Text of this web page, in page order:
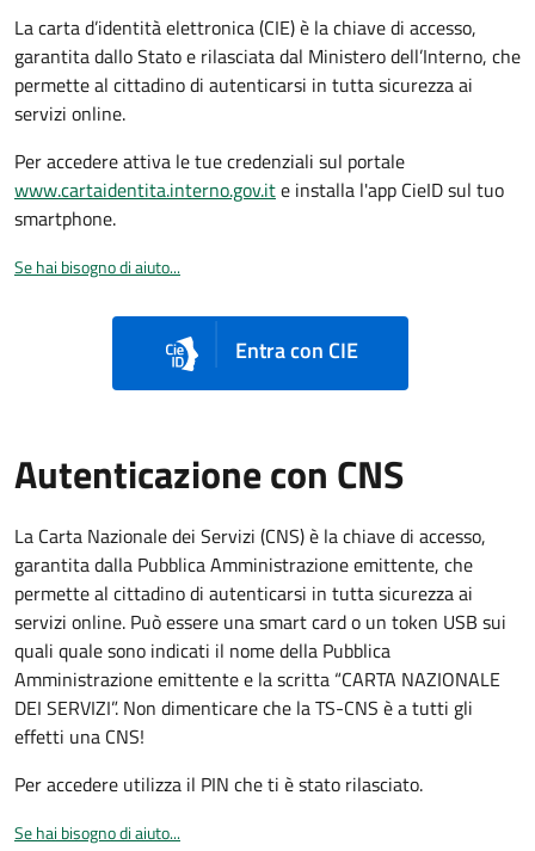
La carta d’identità elettronica (CIE) è la chiave di accesso,
garantita dallo Stato e rilasciata dal Ministero dell’Interno, che
permette al cittadino di autenticarsi in tutta sicurezza ai
servizi online.
Per accedere attiva le tue credenziali sul portale
www.cartaidentita.interno.gov.ite installa l'app CieID sul tuo
smartphone.
Se hai bisogno di aiuto...
Entra con CIE
Autenticazione con CNS
La Carta Nazionale dei Servizi (CNS) è la chiave di accesso,
garantita dalla Pubblica Amministrazione emittente, che
permette al cittadino di autenticarsi in tutta sicurezza ai
servizi online. Può essere una smart card o un token USB sui
quali quale sono indicati il nome della Pubblica
Amministrazione emittente e la scritta “CARTA NAZIONALE
DEI SERVIZI”. Non dimenticare che la TS-CNS è a tutti gli
effetti una CNS!
Per accedere utilizza il PIN che ti è stato rilasciato.
Se hai bisogno di aiuto...